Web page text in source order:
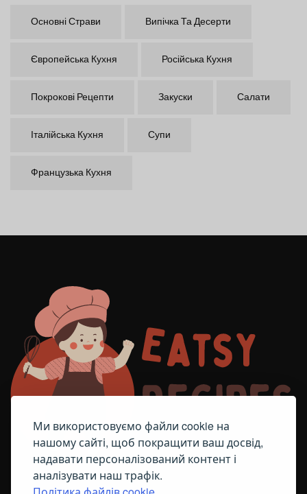
Ми використовуємо файли cookie на
нашому сайті, щоб покращити ваш досвід,
надавати персоналізований контент і
аналізувати наш трафік.
Основні Страви Випічка Та Десерти
Європейська Кухня Російська Кухня
Покрокові Рецепти Закуски Салати
Італійська Кухня Супи
Французька Кухня